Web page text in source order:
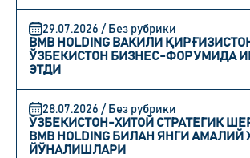
29.07.2026 / Без рубрики
BMB HOLDING ВАКИЛИ
ЎЗБЕКИСТОН БИЗНЕС-ФОРУМИДА
ЭТДИ
28.07.2026 / Без рубрики
ЎЗБЕКИСТОН-ХИТОЙ СТРАТЕГИК
BMB HOLDING БИЛАН ЯНГИ
ЙЎНАЛИШЛАРИ